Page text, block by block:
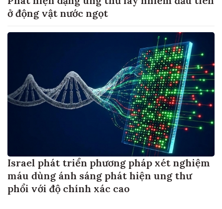
ở động vật nước ngọt
Israel phát triển phương pháp xét nghiệm
máu dùng ánh sáng phát hiện ung thư
phổi với độ chính xác cao